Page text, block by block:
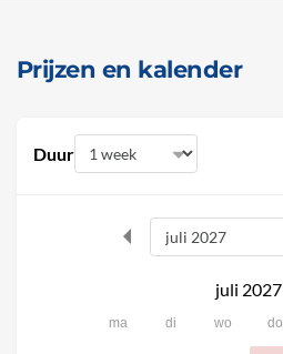
Prijzen en kalender
Duur
juli 2027
ma di wo do